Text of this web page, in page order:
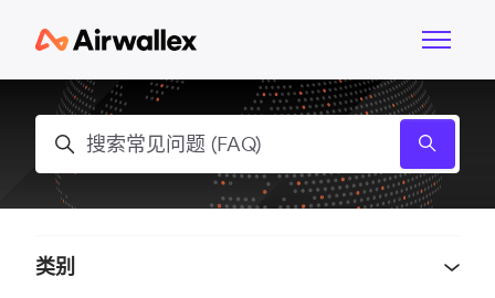
切换导
搜索
类别